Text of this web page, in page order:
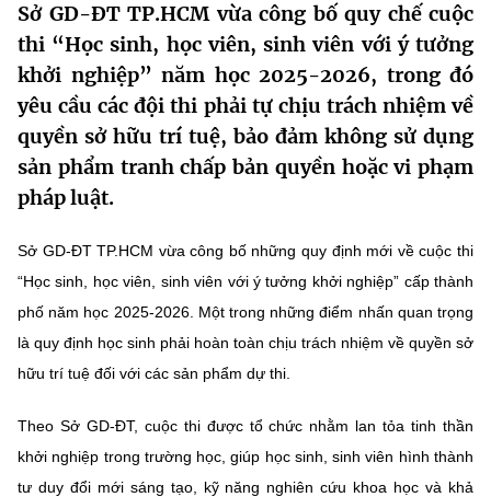
Cơ cấu tổ chức
Lịch sử phát triển
Sở Khoa học và Công nghệ
Khoa học và Công nghệ
Đổi mới sáng tạo
Chuyển đổi số
Bưu chính, Viễn thông
Sở hữu trí tuệ
Tiêu chuẩn, đo lường, chất lượng
Năng lượng nguyên tử
Tin tổng hợp
Dịch vụ công
Hệ thống văn bản
Văn bản QPPL
Văn bản chỉ đạo điều hành
Lấy ý kiến người dân về dự thảo VBQPPL
MST IOFFICE
THỐNG KÊ
Khoa học và Công nghệ
Chuyển đổi số
Sở hữu trí tuệ
Multimedia
THƯ ĐIỆN TỬ
Khác
Infographic
Ảnh
Sở GD-ĐT TP.HCM vừa công bố quy chế cuộc
thi “Học sinh, học viên, sinh viên với ý tưởng
khởi nghiệp” năm học 2025-2026, trong đó
yêu cầu các đội thi phải tự chịu trách nhiệm về
quyền sở hữu trí tuệ, bảo đảm không sử dụng
sản phẩm tranh chấp bản quyền hoặc vi phạm
pháp luật.
Sở GD-ĐT TP.HCM vừa công bố những quy định mới về cuộc thi
“Học sinh, học viên, sinh viên với ý tưởng khởi nghiệp” cấp thành
phố năm học 2025-2026. Một trong những điểm nhấn quan trọng
là quy định học sinh phải hoàn toàn chịu trách nhiệm về quyền sở
hữu trí tuệ đối với các sản phẩm dự thi.
Theo Sở GD-ĐT, cuộc thi được tổ chức nhằm lan tỏa tinh thần
khởi nghiệp trong trường học, giúp học sinh, sinh viên hình thành
tư duy đổi mới sáng tạo, kỹ năng nghiên cứu khoa học và khả